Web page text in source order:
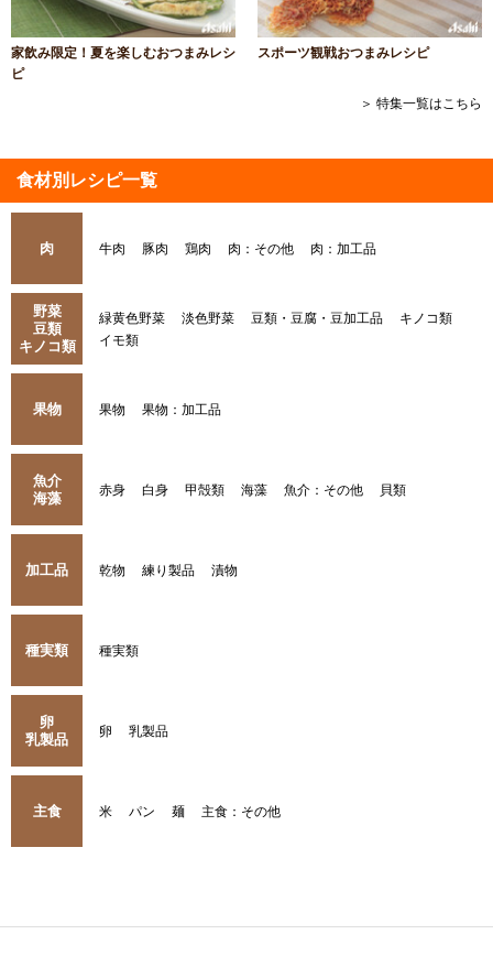
家飲み限定！夏を楽しむおつまみレシ
ピ
スポーツ観戦おつまみレシピ
＞ 特集一覧はこちら
食材別レシピ一覧
肉 牛肉 豚肉 鶏肉 肉：その他 肉：加工品
野菜
豆類
キノコ類
緑黄色野菜 淡色野菜 豆類・豆腐・豆加工品
キノコ類
イモ類
果物 果物 果物：加工品
魚介
海藻
赤身 白身 甲殻類 海藻 魚介：その他 貝類
加工品 乾物 練り製品 漬物
種実類 種実類
卵
乳製品
卵 乳製品
主食 米 パン 麺 主食：その他